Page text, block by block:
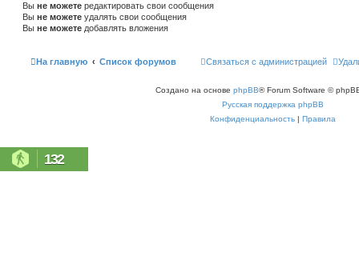
Вы не можете редактировать свои сообщения
Вы не можете удалять свои сообщения
Вы не можете добавлять вложения
На главную Список форумов Связаться с администрацией
Создано на основе phpBB® Forum Software ©
Русская поддержка phpBB
Конфиденциальность | Правила
132